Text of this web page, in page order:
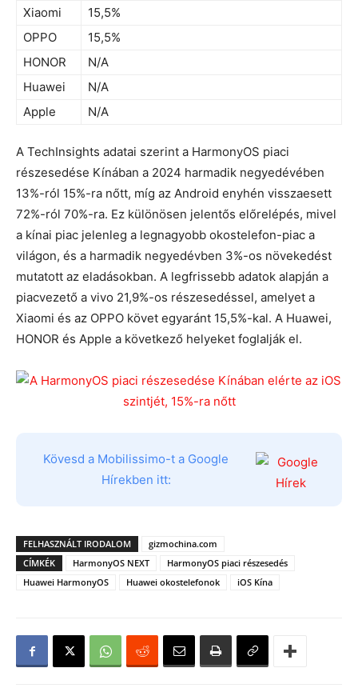
Xiaomi
15,5%
OPPO
15,5%
HONOR
N/A
Huawei
N/A
Apple
N/A
A TechInsights adatai szerint a HarmonyOS piaci
részesedése Kínában a 2024 harmadik negyedévében
13%-ról 15%-ra nőtt, míg az Android enyhén visszaesett
72%-ról 70%-ra. Ez különösen jelentős előrelépés, mivel
a kínai piac jelenleg a legnagyobb okostelefon-piac a
világon, és a harmadik negyedévben 3%-os növekedést
mutatott az eladásokban. A legfrissebb adatok alapján a
piacvezető a vivo 21,9%-os részesedéssel, amelyet a
Xiaomi és az OPPO követ egyaránt 15,5%-kal. A Huawei,
HONOR és Apple a következő helyeket foglalják el.
Kövesd a Mobilissimo-t a Google
Hírekben itt:
FELHASZNÁLT IRODALOM
gizmochina.com
CÍMKÉK
HarmonyOS NEXT
HarmonyOS piaci részesedés
Huawei HarmonyOS
Huawei okostelefonok iOS Kína